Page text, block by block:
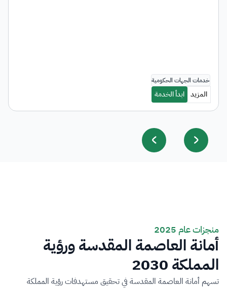
منجزات عام 2025
أمانة العاصمة المقدسة ورؤية
المملكة 2030
تسهم أمانة العاصمة المقدسة في تحقيق مستهدفات رؤية المملكة